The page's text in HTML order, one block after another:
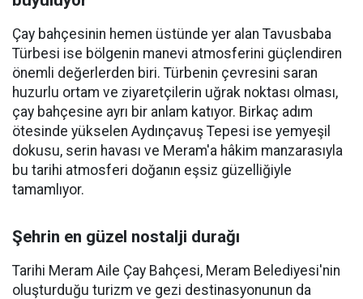
Çay bahçesinin hemen üstünde yer alan Tavusbaba
Türbesi ise bölgenin manevi atmosferini güçlendiren
önemli değerlerden biri. Türbenin çevresini saran
huzurlu ortam ve ziyaretçilerin uğrak noktası olması,
çay bahçesine ayrı bir anlam katıyor. Birkaç adım
ötesinde yükselen Aydınçavuş Tepesi ise yemyeşil
dokusu, serin havası ve Meram'a hâkim manzarasıyla
bu tarihi atmosferi doğanın eşsiz güzelliğiyle
tamamlıyor.
Şehrin en güzel nostalji durağı
Tarihi Meram Aile Çay Bahçesi, Meram Belediyesi'nin
oluşturduğu turizm ve gezi destinasyonunun da